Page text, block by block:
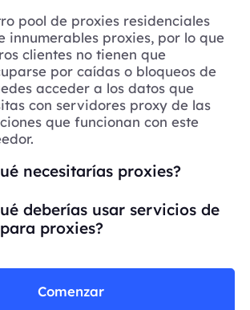
pool de proxies residenciales
innumerables proxies, por lo que
clientes no tienen que
por caídas o bloqueos de
acceder a los datos que
con servidores proxy de las
que funcionan con este
necesitarías proxies?
deberías usar servicios de
proxies?
Comenzar